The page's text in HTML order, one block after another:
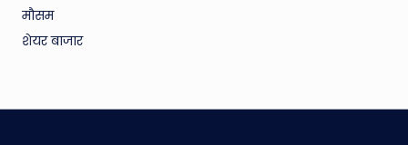
मौसम
शेयर बाजार